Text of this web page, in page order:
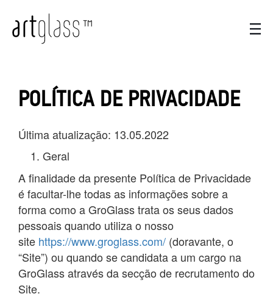
POLÍTICA DE PRIVACIDADE
Última atualização: 13.05.2022
Geral
A finalidade da presente Política de Privacidade
é facultar-lhe todas as informações sobre a
forma como a GroGlass trata os seus dados
pessoais quando utiliza o nosso
site https://www.groglass.com/ (doravante, o
“Site”) ou quando se candidata a um cargo na
GroGlass através da secção de recrutamento do
Site.